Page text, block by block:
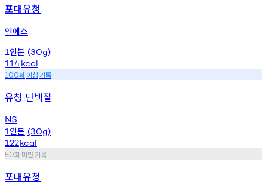
포대유청
엔에스
1 인분 (30g)
114kcal
100회 이상기록
유청 단백질
NS
1 인분 (30g)
122kcal
50회 미만기록
포대유청